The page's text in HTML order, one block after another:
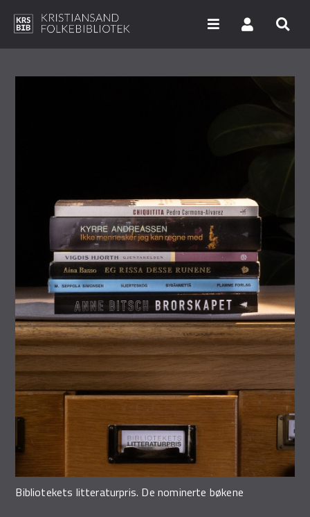
Nyheter
Digitale tjenester
Vi tilbyr
UNG
Demo Rona
Bibliotekets litteraturpris. De nominerte bøkene